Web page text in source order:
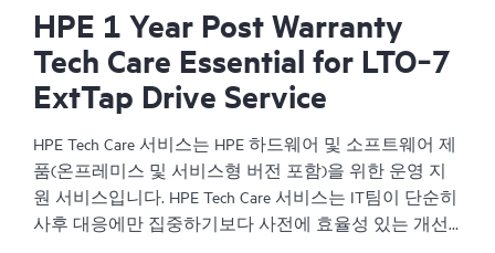
HPE 1 Year Post Warranty
Tech Care Essential for LTO‑7
ExtTap Drive Service
HPE Tech Care 서비스는 HPE 하드웨어 및 소프트웨어 제
품(온프레미스 및 서비스형 버전 포함)을 위한 운영 지
원 서비스입니다. HPE Tech Care 서비스는 IT팀이 단순히
사후 대응에만 집중하기보다 사전에 효율성 있는 개선